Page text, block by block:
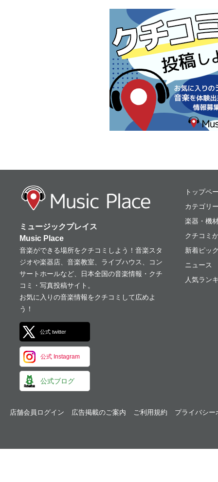
ミュージックプレ
ミュージックプレイス
Music Place
音楽ができる場所をクチコミしよう！音楽スタ
ジオや楽器店、音楽教室、ライブハウス、コン
サートホールなど、日本全国の音楽情報・クチ
コミ・写真投稿サイト。
お気に入りの音楽情報をクチコミして広めよ
う！
公式 twitter
公式 Instagram
公式ブログ
トップペ
カテゴリ
楽器・機
クチコミ
新着ピッ
ニュース
人気ラン
店舗会員ログイン 広告掲載のご案内 ご利用規約 プライバシー